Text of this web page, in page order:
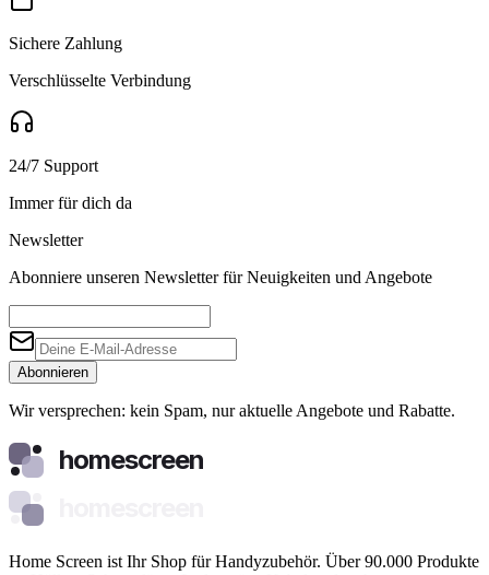
Sichere Zahlung
Verschlüsselte Verbindung
24/7 Support
Immer für dich da
Newsletter
Abonniere unseren Newsletter für Neuigkeiten und Angebote
Abonnieren
Wir versprechen: kein Spam, nur aktuelle Angebote und Rabatte.
homescreen
Home Screen ist Ihr Shop für Handyzubehör. Über 90.000 Produkte